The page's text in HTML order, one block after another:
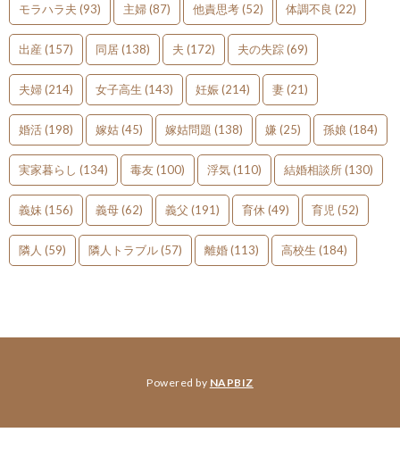
モラハラ夫 (93) 主婦(87) 他責思考(52) 体調不良 (22)
出産 (157) 同居(138) 夫 (172) 夫の失踪(69)
夫婦(214) 女子高生 (143) 妊娠(214) 妻(21)
婚活(198) 嫁姑(45) 嫁姑問題 (138) 嫌 (25) 孫娘 (184)
実家暮らし (134) 毒友(100) 浮気(110) 結婚相談所(130)
義妹(156) 義母(62) 義父 (191) 育休 (49) 育児(52)
隣人 (59) 隣人トラブル(57) 離婚(113) 高校生 (184)
Powered by NAPBIZ